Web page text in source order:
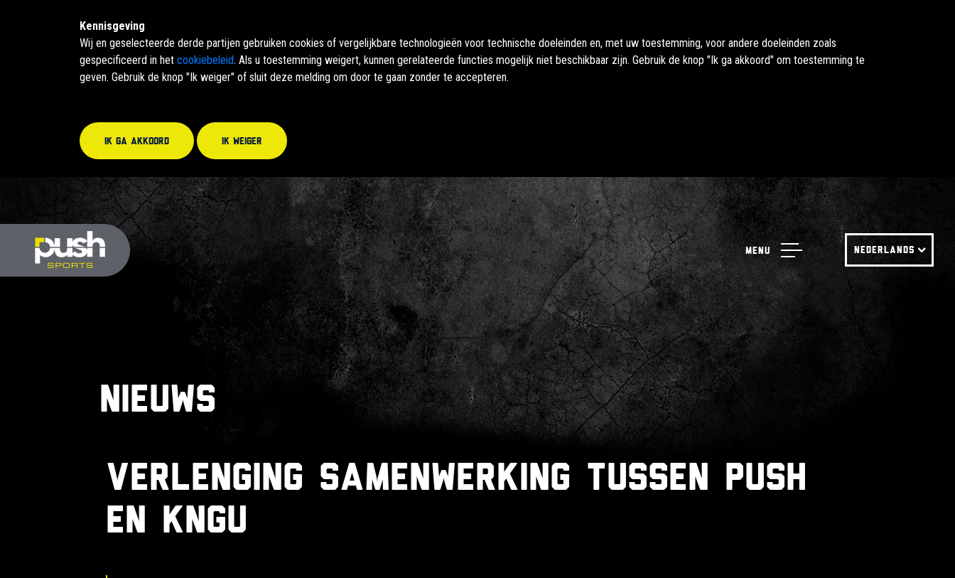
Kennisgeving
Wij en geselecteerde derde partijen gebruiken cookies of vergelijkbare technologieën voor technische doeleinden en, met uw toestemming, voor andere doeleinden zoals
gespecificeerd in het cookiebeleid. Als u toestemming weigert, kunnen gerelateerde functies mogelijk niet beschikbaar zijn. Gebruik de knop "Ik ga akkoord" om toestemming te
geven. Gebruik de knop "Ik weiger" of sluit deze melding om door te gaan zonder te accepteren.
Ik ga akkoord Ik weiger
NEDERLANDS
Menu
Nieuws
Verlenging samenwerking tussen Push
en KNGU